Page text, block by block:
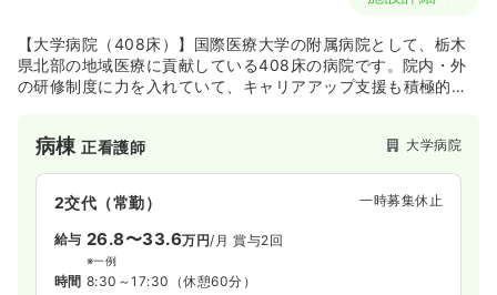
月給29万円以上可
気になる 詳細を見る
病棟正看護師 一般＋療養
2交代（常勤）
33.9
※経験15年の例
【大学病院（408床）】国際医療大学の附属病院として、栃木
県北部の地域医療に貢献している408床の病院です。院内・外
の研修制度に力を入れていて、キャリアアップ支援も積極的に
病棟正看護師 大学病院
2交代（常勤） 一時募集休止
給与 26.8〜33.6万円/月 賞与2回
※一例
時間 8:30～17:30 （休憩60分）